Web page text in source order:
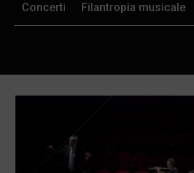
Concerti Filantropia musicale